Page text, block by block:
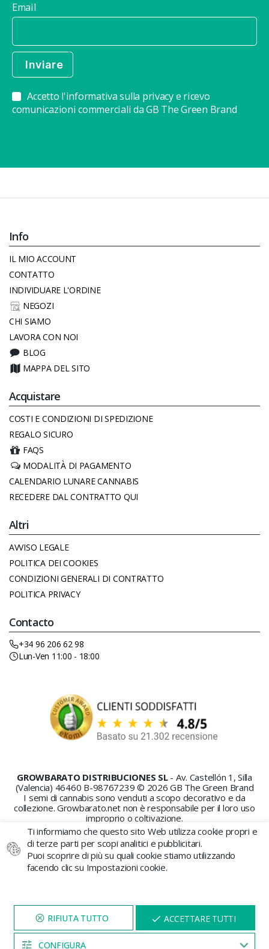
Email
Accetto l'informativa sulla privacy e ricevo
comunicazioni commerciali da GB The Green Brand
Info
IL MIO ACCOUNT
CONTATTO
INDIVIDUARE L'ORDINE
NEGOZI
CHI SIAMO
LAVORA CON NOI
BLOG
MAPPA DEL SITO
Acquistare
COSTI E CONDIZIONI DI SPEDIZIONE
REGALO SICURO
FAQS
MODALITÀ DI PAGAMENTO
CALENDARIO LUNARE CANNABIS
RECEDERE DAL CONTRATTO QUI
Altri
AVVISO LEGALE
POLITICA DEI COOKIES
CONDIZIONI GENERALI DI CONTRATTO
POLITICA PRIVACY
Contacto
+34 96 206 62 98
Lun-Ven 11:00 - 18:00
GROWBARATO DISTRIBUCIONES SL - Av. Castellón 1, Silla
(Valencia) 46460 B-98767239 © 2026 GB The Green Brand
I semi di cannabis sono venduti a scopo decorativo e da
collezione. Growbarato.net non è responsabile per il loro uso
improprio o coltivazione.
Ti informiamo che questo sito Web utilizza cookie propri e
di terze parti per scopi analitici e pubblicitari.
Puoi scoprire di più su quali cookie stiamo utilizzando
facendo clic su Impostazioni cookie.
CONFIGURA
ACCETTARE TUTTI
VISITA IL NOSTRO SITO
PER 5 MINUTI E QUI
APPARIRÀ UNOSCONTO